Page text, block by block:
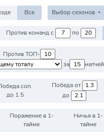
Все Выбор сезонов
Против команд с по
Против ТОП-
за
матчей
соп.
до 1.5
Победа от
до
Поражение в 1-
тайме
Ничья в 1-
тайме